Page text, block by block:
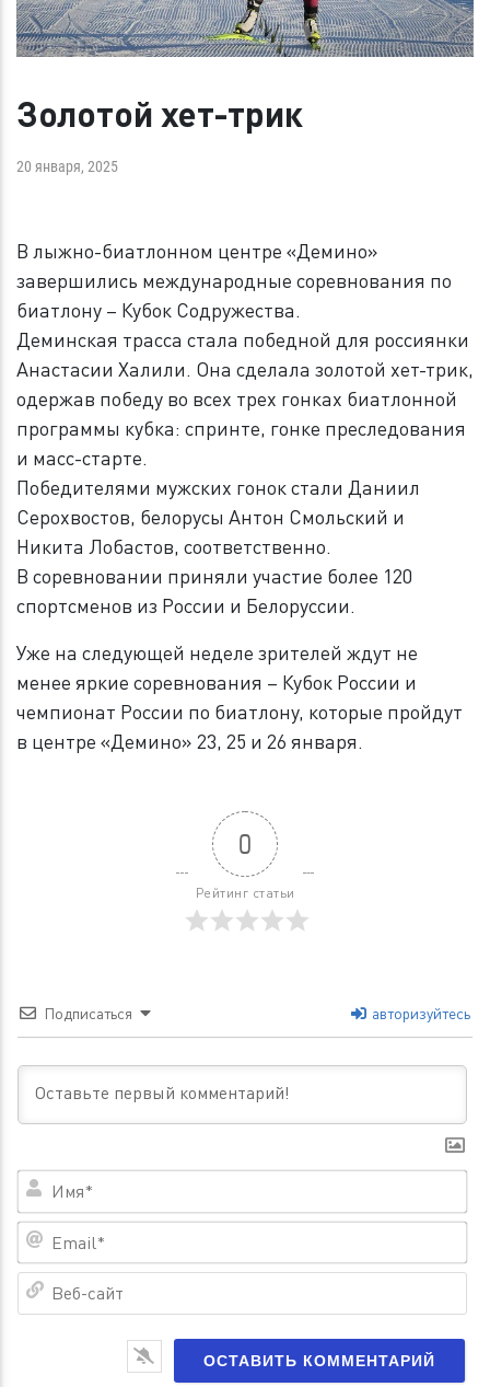
Золотой хет-трик
20 января, 2025
В лыжно-биатлонном центре «Демино»
завершились международные соревнования по
биатлону – Кубок Содружества.
Деминская трасса стала победной для россиянки
Анастасии Халили. Она сделала золотой хет-трик,
одержав победу во всех трех гонках биатлонной
программы кубка: спринте, гонке преследования
и масс-старте.
Победителями мужских гонок стали Даниил
Серохвостов, белорусы Антон Смольский и
Никита Лобастов, соответственно.
В соревновании приняли участие более 120
спортсменов из России и Белоруссии.
Уже на следующей неделе зрителей ждут не
менее яркие соревнования – Кубок России и
чемпионат России по биатлону, которые пройдут
в центре «Демино» 23, 25 и 26 января.
0
Рейтинг статьи
Подписаться авторизуйтесь